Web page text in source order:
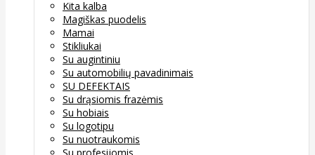
Kita kalba
Magiškas puodelis
Mamai
Stikliukai
Su augintiniu
Su automobilių pavadinimais
SU DEFEKTAIS
Su drąsiomis frazėmis
Su hobiais
Su logotipu
Su nuotraukomis
Su profesijomis